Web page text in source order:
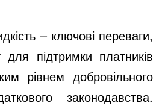
– ключові переваги,
підтримки платників
рівнем добровільного
законодавства.